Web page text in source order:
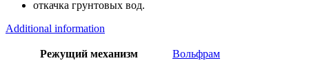
откачка грунтовых вод.
Additional information
Режущий механизм Вольфрам